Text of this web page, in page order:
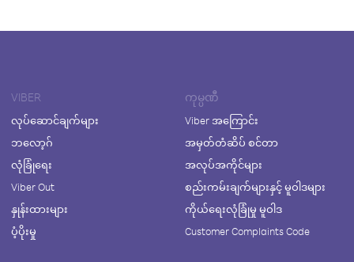
VIBER
လုပ်ဆောင်ချက်များ
ဘလော့ဂ်
လုံခြုံရေး
Viber Out
နှုန်းထားများ
ပံ့ပိုးမှု
ကုမ္ပဏီ
Viber အကြောင်း
အမှတ်တံဆိပ် စင်တာ
အလုပ်အကိုင်များ
စည်းကမ်းချက်များနှင့် မူဝါဒများ
ကိုယ်ရေးလုံခြုံမှု မူဝါဒ
Customer Complaints Code